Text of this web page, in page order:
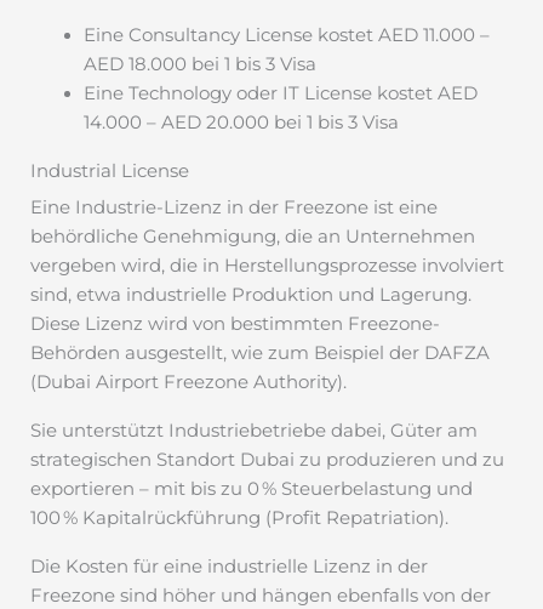
Eine Consultancy License kostet AED 11.000 –
AED 18.000 bei 1 bis 3 Visa
Eine Technology oder IT License kostet AED
14.000 – AED 20.000 bei 1 bis 3 Visa
Industrial License
Eine Industrie-Lizenz in der Freezone ist eine
behördliche Genehmigung, die an Unternehmen
vergeben wird, die in Herstellungsprozesse involviert
sind, etwa industrielle Produktion und Lagerung.
Diese Lizenz wird von bestimmten Freezone-
Behörden ausgestellt, wie zum Beispiel der DAFZA
(Dubai Airport Freezone Authority).
Sie unterstützt Industriebetriebe dabei, Güter am
strategischen Standort Dubai zu produzieren und zu
exportieren – mit bis zu 0 % Steuerbelastung und
100 % Kapitalrückführung (Profit Repatriation).
Die Kosten für eine industrielle Lizenz in der
Freezone sind höher und hängen ebenfalls von der